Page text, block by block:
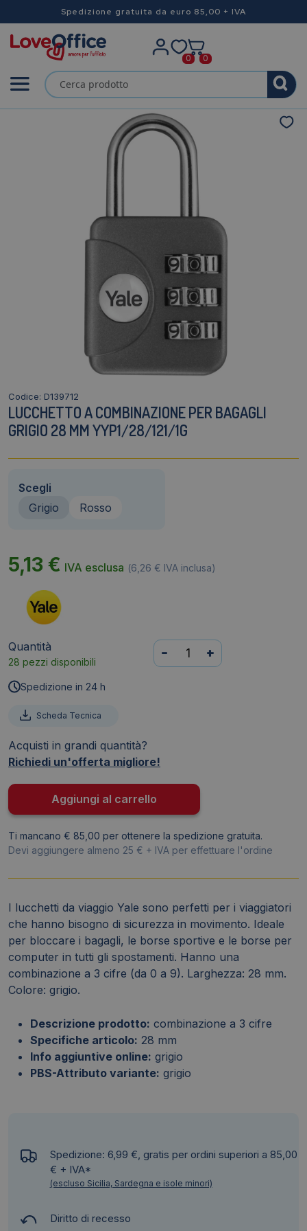
Spedizione gratuita da euro 85,00 + IVA
0 0
Codice: D139712
LUCCHETTO A COMBINAZIONE PER BAGAGLI
GRIGIO 28 MM YYP1/28/121/1G
Scegli
Grigio
Rosso
5,13 € IVA esclusa (6,26 € IVA inclusa)
Quantità
28 pezzi disponibili
Lucchetto
a
mm
quantità
- +
Spedizione in 24 h
Scheda Tecnica
Acquisti in grandi quantità?
Richiedi un'offerta migliore!
Aggiungi al carrello
Ti mancano € 85,00 per ottenere la spedizione gratuita.
Devi aggiungere almeno 25 € + IVA per effettuare l'ordine
I lucchetti da viaggio Yale sono perfetti per i viaggiatori
che hanno bisogno di sicurezza in movimento. Ideale
per bloccare i bagagli, le borse sportive e le borse per
computer in tutti gli spostamenti. Hanno una
combinazione a 3 cifre (da 0 a 9). Larghezza: 28 mm.
Colore: grigio.
Descrizione prodotto: combinazione a 3 cifre
Specifiche articolo: 28 mm
Info aggiuntive online: grigio
PBS-Attributo variante: grigio
Spedizione: 6,99 €, gratis per ordini superiori a 85,00
€ + IVA*
(escluso Sicilia, Sardegna e isole minori)
Diritto di recesso